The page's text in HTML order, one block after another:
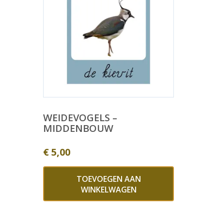
WEIDEVOGELS –
MIDDENBOUW
€5,00
TOEVOEGEN AAN
WINKELWAGEN